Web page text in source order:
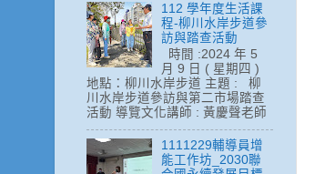
112 學年度生活課
程-柳川水岸步道參
訪與踏查活動
時間 :2024 年 5
月 9 日 ( 星期四 )
地點：柳川水岸步道 主題 : 柳
川水岸步道參訪與第二市場踏查
活動 導覽文化講師 : 黃慶聲老師
1111229輔導員增
能工作坊_2030聯